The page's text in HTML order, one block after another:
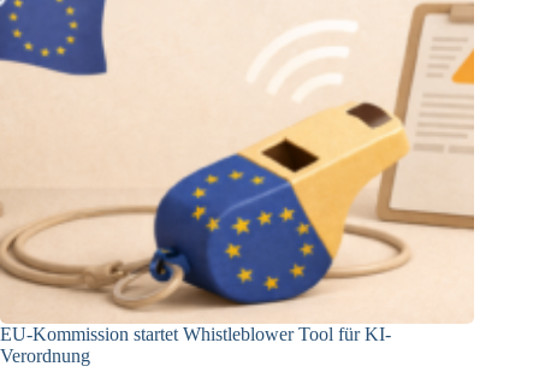
EU-Kommission startet Whistleblower Tool für KI-
Verordnung